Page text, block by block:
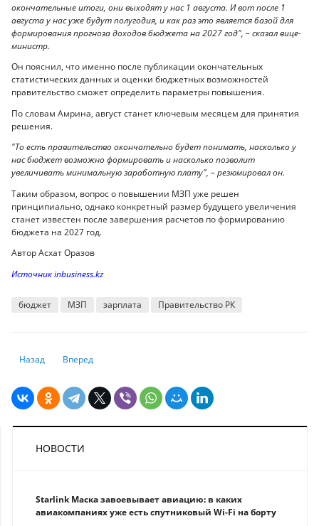
окончательные итоги, они выходят у нас 1 августа. И вот после 1
августа у нас уже будут полугодия, и как раз это является базой для
формирования прогноза доходов бюджета на 2027 год", – сказал вице-
министр.
Он пояснил, что именно после публикации окончательных
статистических данных и оценки бюджетных возможностей
правительство сможет определить параметры повышения.
По словам Амрина, август станет ключевым месяцем для принятия
решения.
"То есть правительство окончательно будет понимать, насколько у
нас бюджет возможно формировать и насколько позволит
увеличивать минимальную заработную плату", – резюмировал он.
Таким образом, вопрос о повышении МЗП уже решен
принципиально, однако конкретный размер будущего увеличения
станет известен после завершения расчетов по формированию
бюджета на 2027 год.
Автор Асхат Оразов
Источник inbusiness.kz
бюджет МЗП зарплата Правительство РК
Предыдущий: Один вместо четырёх: новый соцплатеж предлагают
Назад Следующий: Доллар резко подешевел на торгах в
Вперед
НОВОСТИ
Starlink Маска завоевывает авиацию: в каких
авиакомпаниях уже есть спутниковый Wi-Fi на борту